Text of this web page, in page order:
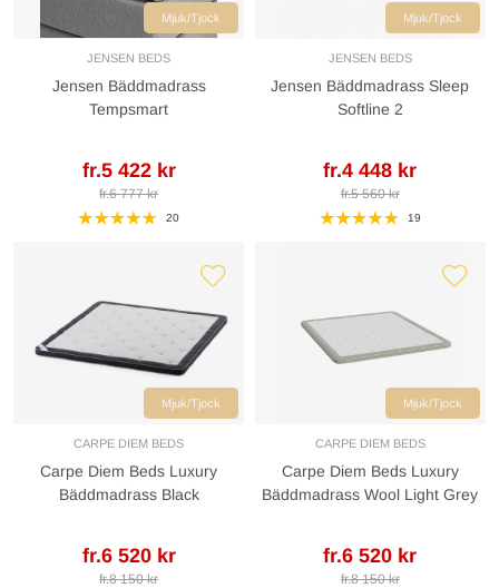
Mjuk/Tjock
JENSEN BEDS
Jensen Bäddmadrass
Tempsmart
fr.5 422 kr
fr.6 777 kr
20
Mjuk/Tjock
JENSEN BEDS
Jensen Bäddmadrass Sleep
Softline 2
fr.4 448 kr
fr.5 560 kr
19
Mjuk/Tjock
CARPE DIEM BEDS
Carpe Diem Beds Luxury
Bäddmadrass Black
fr.6 520 kr
fr.8 150 kr
Mjuk/Tjock
CARPE DIEM BEDS
Carpe Diem Beds Luxury
Bäddmadrass Wool Light Grey
fr.6 520 kr
fr.8 150 kr